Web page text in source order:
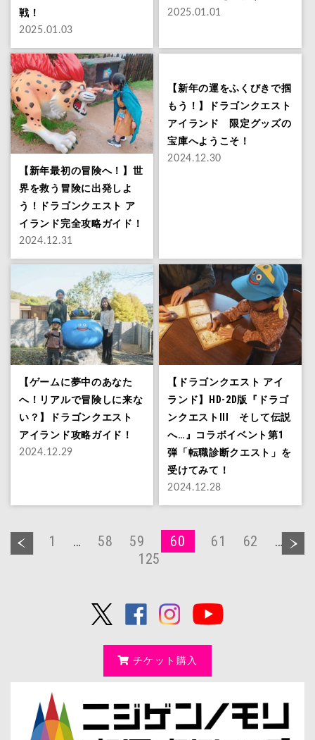
戦！
2025.01.03
2025.01.01
【新年最初の冒険へ！】世
界を救う冒険に出発しよ
う！ドラゴンクエスト ア
イランド完全攻略ガイド！
2024.12.31
【新年の運をふくびきで掴
もう！】ドラゴンクエスト
アイランド 限定グッズの
宝庫へようこそ！
2024.12.30
【ゲームに夢中のあなた
へ！リアルで冒険しに来な
い？】ドラゴンクエスト
アイランド攻略ガイド！
2024.12.29
【ドラゴンクエスト アイ
ランド】HD-2D版『ドラゴ
ンクエストIII そして伝説
へ…』コラボイベント第1
弾「転職診断クエスト」を
受けてみて！
2024.12.28
1 … 58 59 60 61 62
…
125
チケット購入